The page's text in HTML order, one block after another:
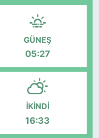
GÜNEŞ
05:27
İKINDI
16:33